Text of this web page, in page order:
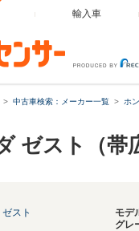
輸入車
中古車検索：メーカー一覧 ホ
ゼスト（帯
ゼスト
モデ
グレ